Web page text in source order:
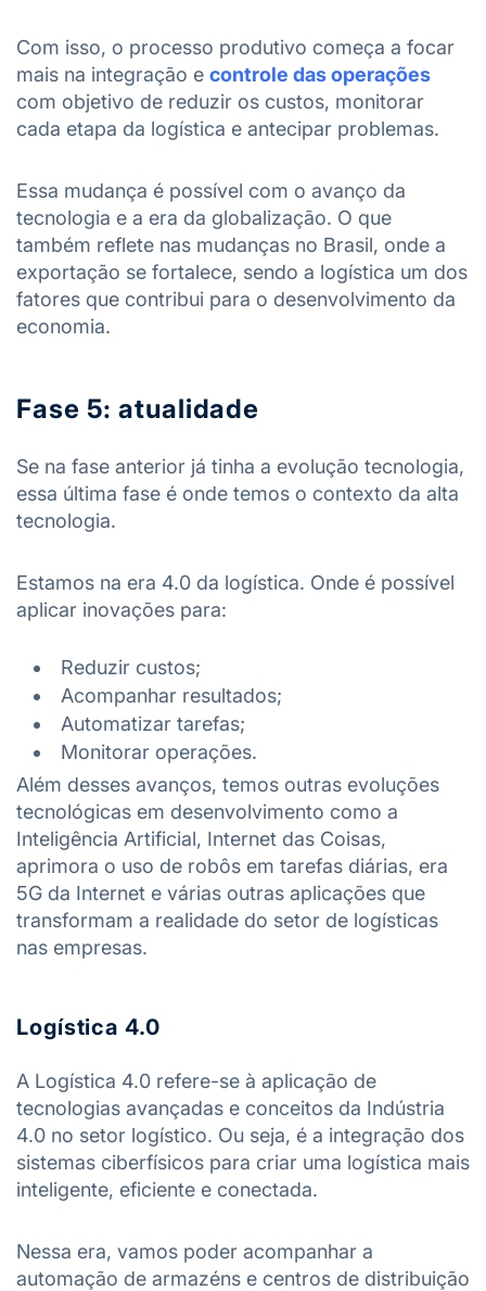
Com isso, o processo produtivo começa a focar
mais na integração e controle das operações
com objetivo de reduzir os custos, monitorar
cada etapa da logística e antecipar problemas.
Essa mudança é possível com o avanço da
tecnologia e a era da globalização. O que
também reflete nas mudanças no Brasil, onde a
exportação se fortalece, sendo a logística um dos
fatores que contribui para o desenvolvimento da
economia.
Fase 5: atualidade
Se na fase anterior já tinha a evolução tecnologia,
essa última fase é onde temos o contexto da alta
tecnologia.
Estamos na era 4.0 da logística. Onde é possível
aplicar inovações para:
Reduzir custos;
Acompanhar resultados;
Automatizar tarefas;
Monitorar operações.
Além desses avanços, temos outras evoluções
tecnológicas em desenvolvimento como a
Inteligência Artificial, Internet das Coisas,
aprimora o uso de robôs em tarefas diárias, era
5G da Internet e várias outras aplicações que
transformam a realidade do setor de logísticas
nas empresas.
Logística 4.0
A Logística 4.0 refere-se à aplicação de
tecnologias avançadas e conceitos da Indústria
4.0 no setor logístico. Ou seja, é a integração dos
sistemas ciberfísicos para criar uma logística mais
inteligente, eficiente e conectada.
Nessa era, vamos poder acompanhar a
automação de armazéns e centros de distribuição